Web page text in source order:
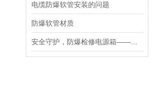
电缆防爆软管安装的问题
防爆软管材质